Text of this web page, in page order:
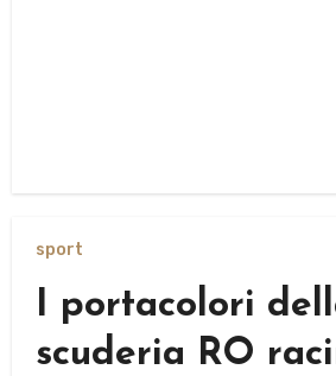
sport
I portacolori
scuderia RO